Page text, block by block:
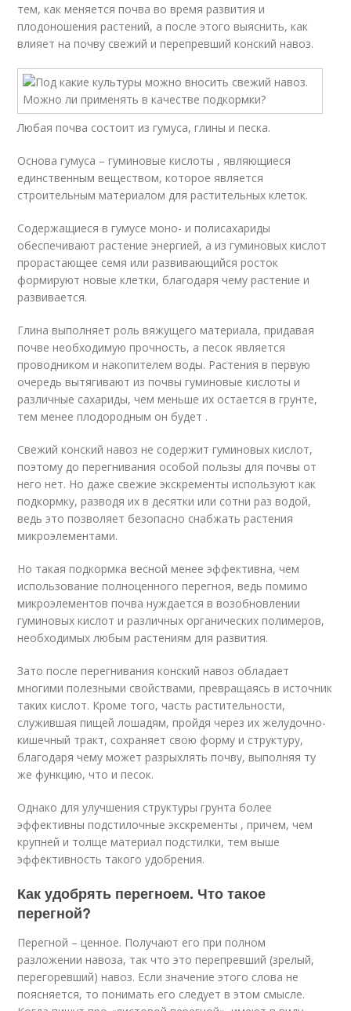
тем, как меняется почва во время развития и
плодоношения растений, а после этого выяснить, как
влияет на почву свежий и перепревший конский навоз.
Любая почва состоит из гумуса, глины и песка.
Основа гумуса – гуминовые кислоты , являющиеся
единственным веществом, которое является
строительным материалом для растительных клеток.
Содержащиеся в гумусе моно- и полисахариды
обеспечивают растение энергией, а из гуминовых кислот
прорастающее семя или развивающийся росток
формируют новые клетки, благодаря чему растение и
развивается.
Глина выполняет роль вяжущего материала, придавая
почве необходимую прочность, а песок является
проводником и накопителем воды. Растения в первую
очередь вытягивают из почвы гуминовые кислоты и
различные сахариды, чем меньше их остается в грунте,
тем менее плодородным он будет .
Свежий конский навоз не содержит гуминовых кислот,
поэтому до перегнивания особой пользы для почвы от
него нет. Но даже свежие экскременты используют как
подкормку, разводя их в десятки или сотни раз водой,
ведь это позволяет безопасно снабжать растения
микроэлементами.
Но такая подкормка весной менее эффективна, чем
использование полноценного перегноя, ведь помимо
микроэлементов почва нуждается в возобновлении
гуминовых кислот и различных органических полимеров,
необходимых любым растениям для развития.
Зато после перегнивания конский навоз обладает
многими полезными свойствами, превращаясь в источник
таких кислот. Кроме того, часть растительности,
служившая пищей лошадям, пройдя через их желудочно-
кишечный тракт, сохраняет свою форму и структуру,
благодаря чему может разрыхлять почву, выполняя ту
же функцию, что и песок.
Однако для улучшения структуры грунта более
эффективны подстилочные экскременты , причем, чем
крупней и толще материал подстилки, тем выше
эффективность такого удобрения.
Как удобрять перегноем. Что такое
перегной?
Перегной – ценное. Получают его при полном
разложении навоза, так что это перепревший (зрелый,
перегоревший) навоз. Если значение этого слова не
поясняется, то понимать его следует в этом смысле.